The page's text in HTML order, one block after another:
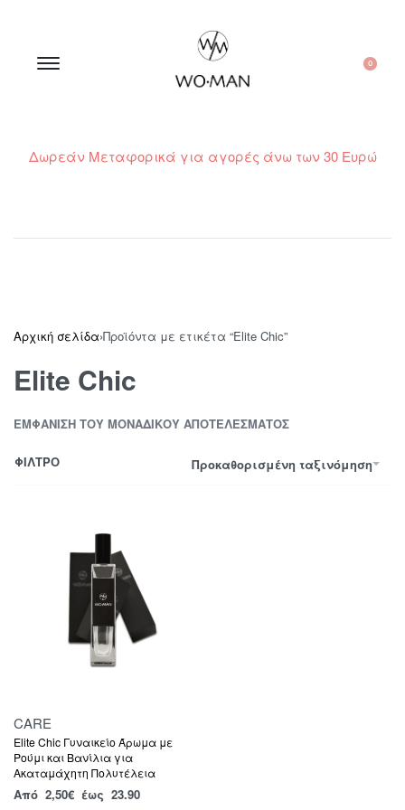
0
Δωρεάν Μεταφορικά για αγορές άνω των 30 Ευρώ
Αρχική σελίδα›Προϊόντα με ετικέτα “Elite Chic”
Elite Chic
ΕΜΦΆΝΙΣΗ ΤΟΥ ΜΟΝΑΔΙΚΟΎ ΑΠΟΤΕΛΈΣΜΑΤΟΣ
Προκαθορισμένη ταξινόμηση
ΦΙΛΤΡΟ
CARE
Elite Chic Γυναικείο Άρωμα με
Ρούμι και Βανίλια για
Ακαταμάχητη Πολυτέλεια
Από 2,50€ έως 23.90